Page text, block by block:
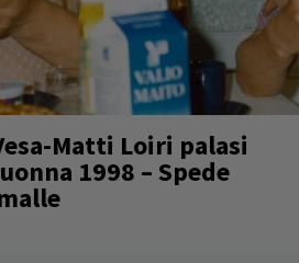
Matti Loiri palasi
1998 – Spede